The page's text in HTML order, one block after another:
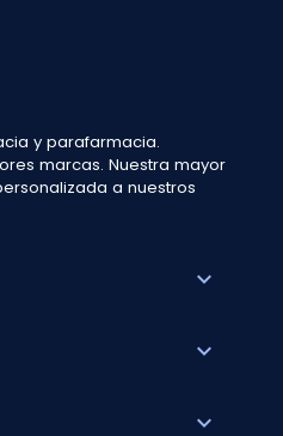
y parafarmacia.
marcas. Nuestra mayor
a nuestros
expand_more
expand_more
expand_more